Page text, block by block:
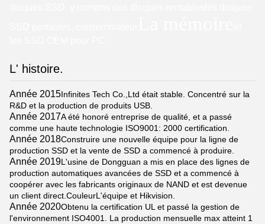
L' histoire.
Année 2015Infinites Tech Co.,Ltd était stable. Concentré sur la
R&D et la production de produits USB.
Année 2017A été honoré entreprise de qualité, et a passé
comme une haute technologie ISO9001: 2000 certification.
Année 2018Construire une nouvelle équipe pour la ligne de
production SSD et la vente de SSD a commencé à produire.
Année 2019L'usine de Dongguan a mis en place des lignes de
production automatiques avancées de SSD et a commencé à
coopérer avec les fabricants originaux de NAND et est devenue
un client direct.CouleurL'équipe et Hikvision.
Année 2020Obtenu la certification UL et passé la gestion de
l'environnement ISO4001. La production mensuelle max atteint 1